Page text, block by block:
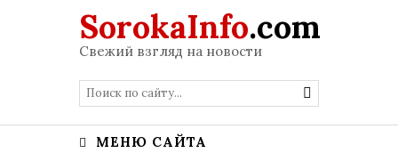
SorokaInfo.com
Свежий взгляд на новости
МЕНЮ САЙТА